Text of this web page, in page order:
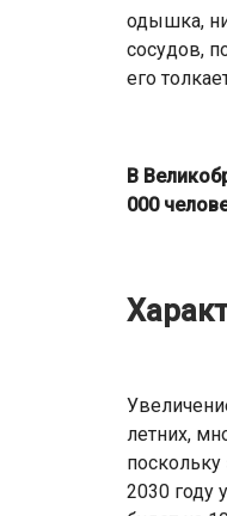
одышка,
сосудов,
его
В
000
летних,
2030 году